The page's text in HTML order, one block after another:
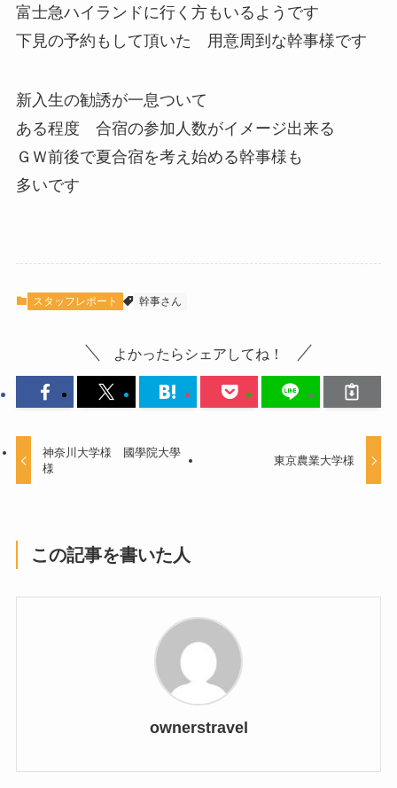
富士急ハイランドに行く方もいるようです
下見の予約もして頂いた 用意周到な幹事様です
新入生の勧誘が一息ついて
ある程度 合宿の参加人数がイメージ出来る
ＧＷ前後で夏合宿を考え始める幹事様も
多いです
スタッフレポート 幹事さん
よかったらシェアしてね！
神奈川大学様 國學院大學
様
東京農業大学様
この記事を書いた人
ownerstravel